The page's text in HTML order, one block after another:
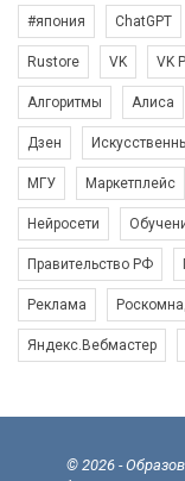
#япония ChatGPT
Rustore VK VK
Алгоритмы Алиса
Дзен
МГУ Маркетплейс
Нейросети
Правительство РФ
Реклама
Яндекс.Вебмастер
© 2026 -